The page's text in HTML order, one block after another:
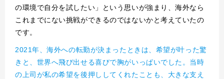
の環境で自分を試したい」という思いが強まり、海外なら
これまでにない挑戦ができるのではないかと考えていたの
です。
2021年、海外への転勤が決まったときは、希望が叶った驚
きと、世界へ飛び出せる喜びで胸がいっぱいでした。当時
の上司が私の希望を後押ししてくれたことも、大きな支え